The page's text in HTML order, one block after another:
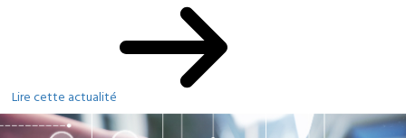
Lire cette actualité